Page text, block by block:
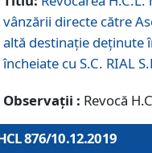
vânzării directe către
altă destinație deținute
încheiate cu S.C. RIAL
Observații : Revocă
876/10.12.2019